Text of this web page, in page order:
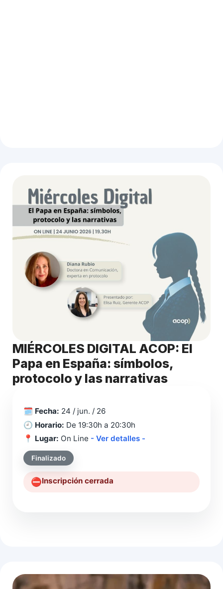
MIÉRCOLES DIGITAL ACOP: El
Papa en España: símbolos,
protocolo y las narrativas
🗓️ Fecha: 24 / jun. / 26
🕘 Horario: De 19:30h a 20:30h
📍 Lugar: On Line - Ver detalles -
Finalizado
⛔️Inscripción cerrada